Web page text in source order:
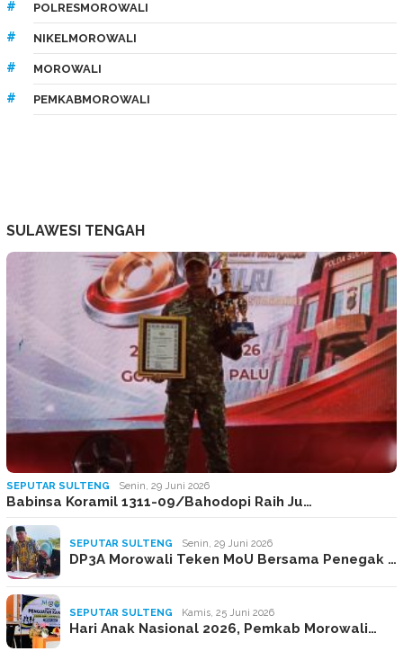
POLRESMOROWALI
NIKELMOROWALI
MOROWALI
PEMKABMOROWALI
SULAWESI TENGAH
SEPUTAR SULTENG Senin, 29 Juni 2026
Babinsa Koramil 1311-09/Bahodopi Raih Ju…
SEPUTAR SULTENG Senin, 29 Juni 2026
DP3A Morowali Teken MoU Bersama Penegak …
SEPUTAR SULTENG Kamis, 25 Juni 2026
Hari Anak Nasional 2026, Pemkab Morowali…